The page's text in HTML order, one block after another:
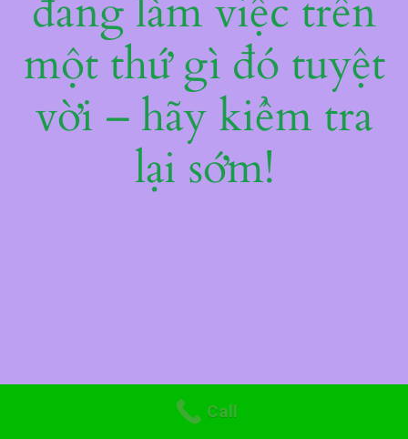
đang làm việc trên
một thứ gì đó tuyệt
vời – hãy kiểm tra
lại sớm!
Call